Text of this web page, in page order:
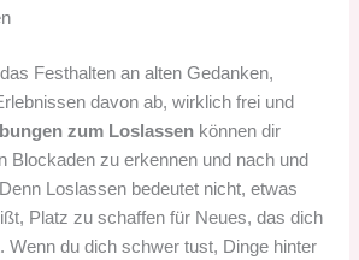
Festhalten an alten Gedanken,
davon ab, wirklich frei und
zum Loslassen können dir
Blockaden zu erkennen und nach und
Loslassen bedeutet nicht, etwas
Platz zu schaffen für Neues, das dich
Wenn du dich schwer tust, Dinge hinter